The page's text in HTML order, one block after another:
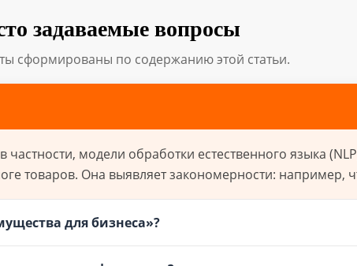
задаваемые вопросы
сформированы по содержанию этой статьи.
модели обработки естественного языка
товаров. Она выявляет закономерности: например,
для бизнеса»?